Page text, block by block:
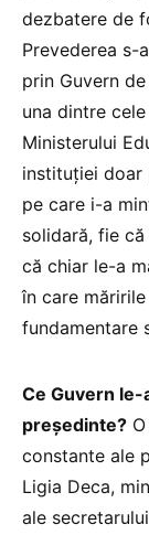
dezbatere de
Prevederea s-
prin Guvern
una dintre
Ministerului
instituției doar
pe care i-a
solidară, fie
că chiar le-a
în care
fundamentare
Ce Guvern
președinte?
constante ale
Ligia Deca,
ale